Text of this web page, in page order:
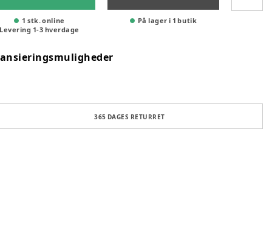
1 stk. online
Levering 1-3 hverdage
På lager i 1 butik
365 DAGES RETURRET